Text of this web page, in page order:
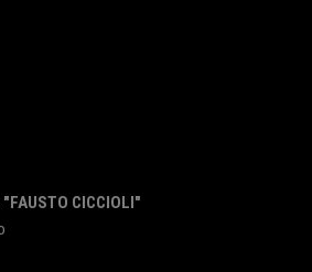
CICCIOLI"